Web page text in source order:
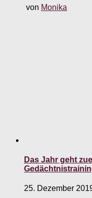
von Monika
Das Jahr geht
25. Dezember